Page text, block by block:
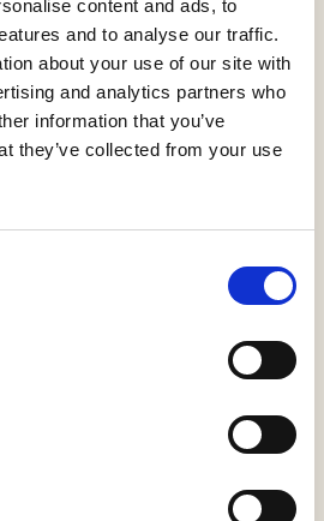
content and ads, to
and to analyse our traffic.
about your use of our site with
and analytics partners who
information that you’ve
they’ve collected from your use
Medium Long 25